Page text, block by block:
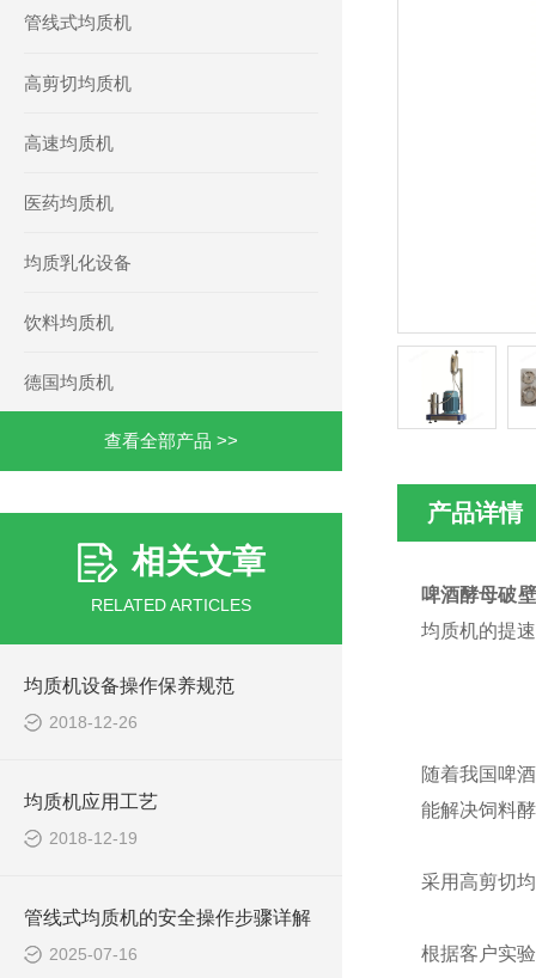
管线式均质机
高剪切均质机
高速均质机
医药均质机
均质乳化设备
饮料均质机
德国均质机
查看全部产品 >>
相关文章
RELATED ARTICLES
均质机设备操作保养规范
2018-12-26
均质机应用工艺
2018-12-19
管线式均质机的安全操作步骤详解
2025-07-16
产品详情
啤酒酵母破
均质机的提
随着我国啤
能解决饲料
采用高剪切
根据客户实